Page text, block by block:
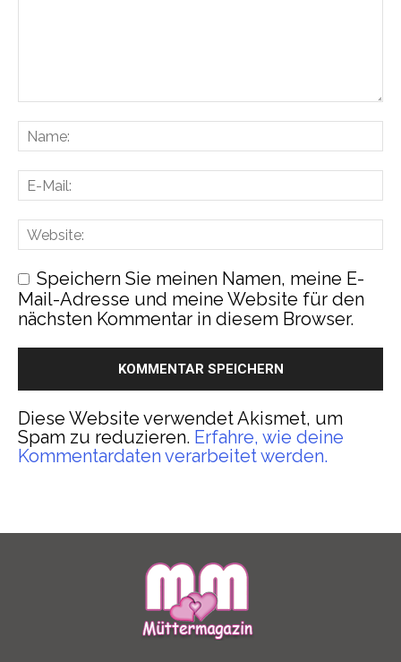
Speichern Sie meinen Namen, meine E-
Mail-Adresse und meine Website für den
nächsten Kommentar in diesem Browser.
Diese Website verwendet Akismet, um
Spam zu reduzieren. Erfahre, wie deine
Kommentardaten verarbeitet werden.